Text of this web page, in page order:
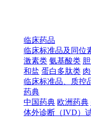
临床药品
临床标准品及同位
激素类 氨基酸类
和盐 蛋白多肽类
临床标准品、质控
药典
中国药典 欧洲药典
体外诊断（IVD）